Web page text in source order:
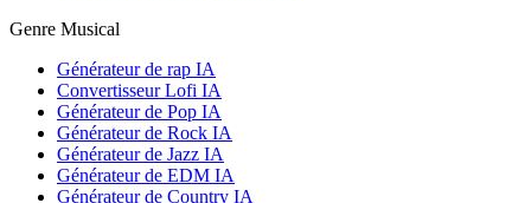
Genre Musical
Générateur de rap IA
Convertisseur Lofi IA
Générateur de Pop IA
Générateur de Rock IA
Générateur de Jazz IA
Générateur de EDM IA
Générateur de Country IA